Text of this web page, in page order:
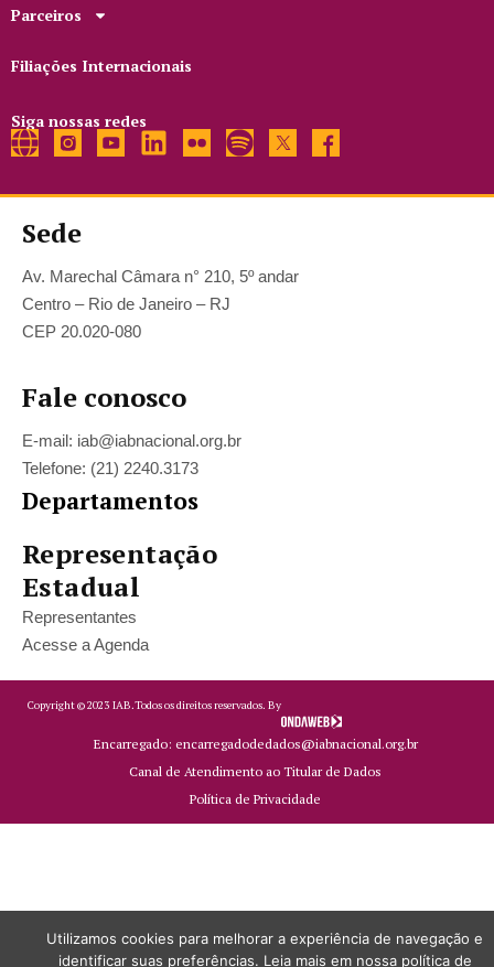
Parceiros
Filiações Internacionais
Siga nossas redes
Sede
Av. Marechal Câmara n° 210, 5º andar
Centro – Rio de Janeiro – RJ
CEP 20.020-080
Fale conosco
E-mail: iab@iabnacional.org.br
Telefone: (21) 2240.3173
Departamentos
Representação
Estadual
Representantes
Acesse a Agenda
Copyright ©2023 IAB.Todos os direitos reservados. By
Encarregado: encarregadodedados@iabnacional.org.br
Canal de Atendimento ao Titular de Dados
Política de Privacidade
Utilizamos cookies para melhorar a experiência de navegação e
identificar suas preferências. Leia mais em nossa política de